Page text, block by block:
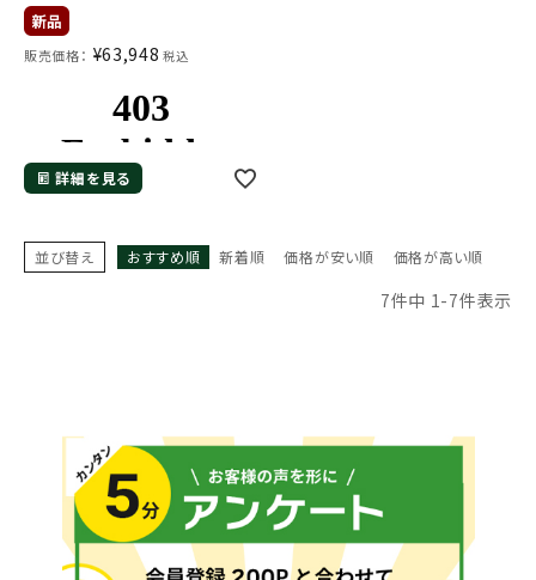
販売価格： ¥63,948 税込
詳細を見る
並び替え おすすめ順 新着順 価格が安い順 価格が高い順
7件中 1-7件表示